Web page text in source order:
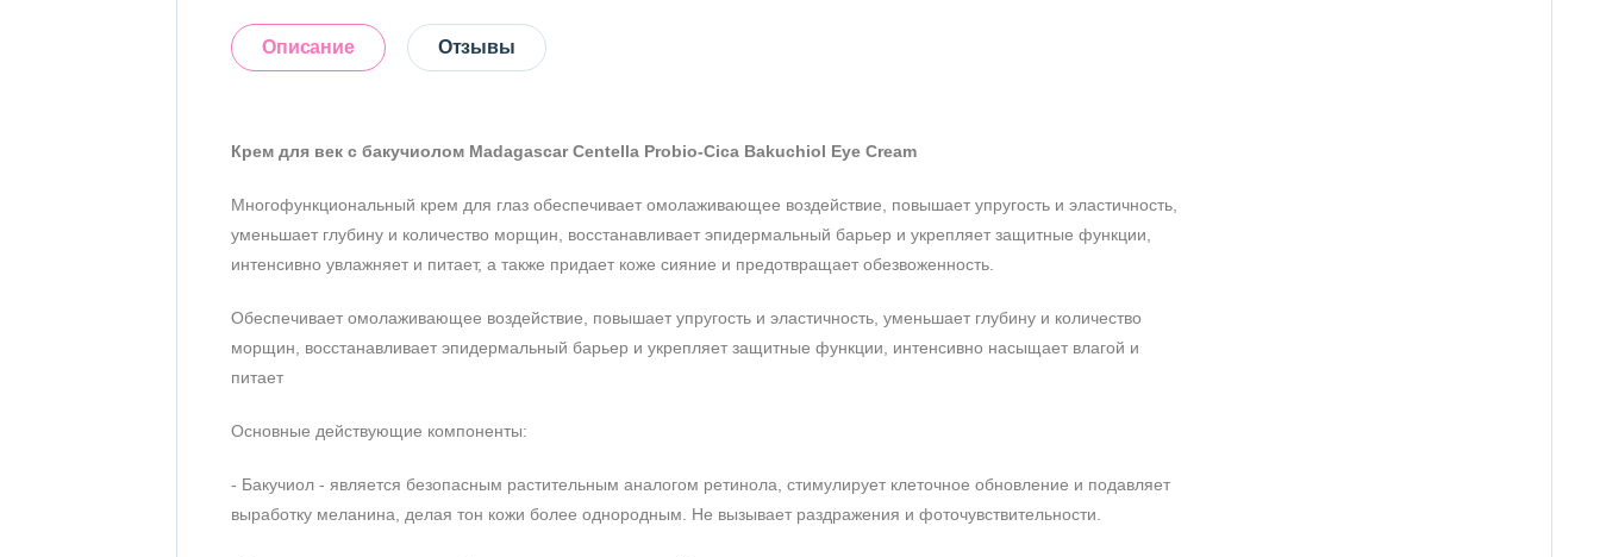
Описание Отзывы
Крем для век с бакучиолом Madagascar Centella Probio-Cica Bakuchiol Eye Cream
Многофункциональный крем для глаз обеспечивает омолаживающее воздействие, повышает упругость и эластичность,
уменьшает глубину и количество морщин, восстанавливает эпидермальный барьер и укрепляет защитные функции,
интенсивно увлажняет и питает, а также придает коже сияние и предотвращает обезвоженность.
Обеспечивает омолаживающее воздействие, повышает упругость и эластичность, уменьшает глубину и количество
морщин, восстанавливает эпидермальный барьер и укрепляет защитные функции, интенсивно насыщает влагой и
питает
Основные действующие компоненты:
- Бакучиол - является безопасным растительным аналогом ретинола, стимулирует клеточное обновление и подавляет
выработку меланина, делая тон кожи более однородным. Не вызывает раздражения и фоточувствительности.
5
На основании 1 отзыва
2
0%
3
0%
4
Оставить отзыв
Даша 30.10.2024
В меру плотный, в меру жирный, легко наносится, быстро впитывается, увлажнения и
комфортного ощущения хватает от нанесения и до следующего умывания. Очень